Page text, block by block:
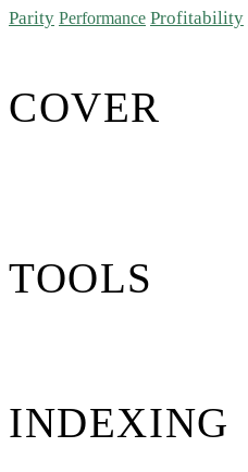
Parity Performance Profitability
COVER
TOOLS
INDEXING